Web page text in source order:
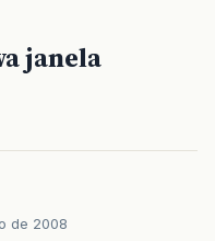
janela
de 2008